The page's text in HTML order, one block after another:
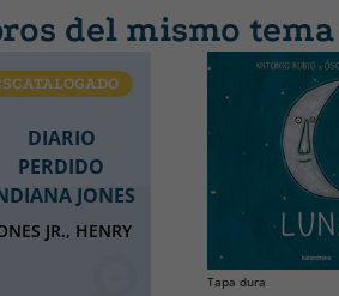
del mismo tema
DIARIO
PERDIDO
JONES
JR., HENRY
Tapa dura